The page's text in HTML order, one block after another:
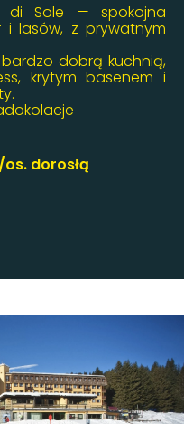
Sole — spokojna
lasów, z prywatnym
dobrą kuchnią,
krytym basenem i
dorosłą